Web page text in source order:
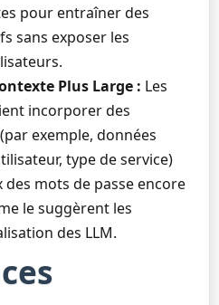
pour entraîner des
sans exposer les
Plus Large : Les
incorporer des
exemple, données
type de service)
mots de passe encore
le suggèrent les
des LLM.